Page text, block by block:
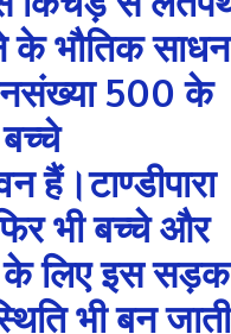
के भौतिक साधन
500 के
हैं।टाण्डीपारा
भी बच्चे और
के लिए इस सड़क
भी बन जाती